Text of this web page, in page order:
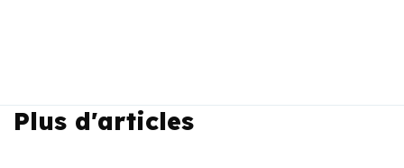
Plus d'articles